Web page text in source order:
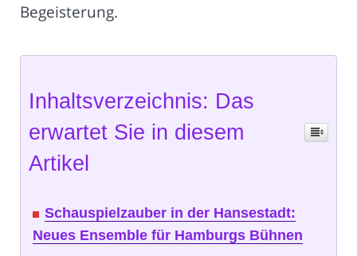
Begeisterung.
Inhaltsverzeichnis: Das
erwartet Sie in diesem
Artikel
Schauspielzauber in der Hansestadt:
Neues Ensemble für Hamburgs Bühnen